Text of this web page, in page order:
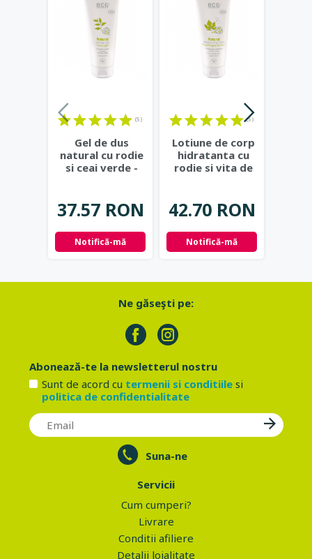
(5)
Gel de dus
natural cu rodie
si ceai verde -
37.57 RON
Notifică-mă
(5)
Lotiune de corp
hidratanta cu
rodie si vita de
42.70 RON
Notifică-mă
Ne găseşti pe:
Abonează-te la newsletterul nostru
Sunt de acord cu termenii si conditiilesi
politica de confidentialitate
Suna-ne
Servicii
Cum cumperi?
Livrare
Conditii afiliere
Detalii loialitate